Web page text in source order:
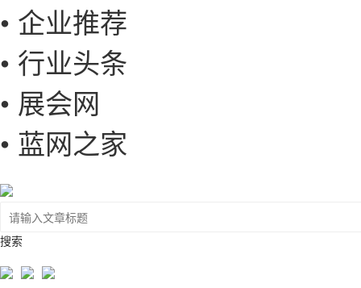
• 企业推荐
• 行业头条
• 展会网
• 蓝网之家
搜索